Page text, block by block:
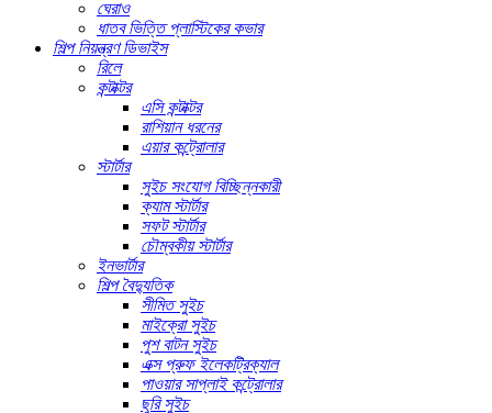
ঘেরাও
ধাতব ভিত্তি প্লাস্টিকের কভার
শিল্প নিয়ন্ত্রণ ডিভাইস
রিলে
কন্টাক্টর
এসি কন্টাক্টর
রাশিয়ান ধরনের
এয়ার কন্ট্রোলার
স্টার্টার
সুইচ সংযোগ বিচ্ছিন্নকারী
ক্যাম স্টার্টার
সফট স্টার্টার
চৌম্বকীয় স্টার্টার
ইনভার্টার
শিল্প বৈদ্যুতিক
সীমিত সুইচ
মাইক্রো সুইচ
পুশ বাটন সুইচ
এক্স প্রুফ ইলেকট্রিক্যাল
পাওয়ার সাপ্লাই কন্ট্রোলার
ছুরি সুইচ